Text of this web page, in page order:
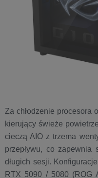
Za chłodzenie procesora
kierujący świeże
cieczą AIO z trzema
przepływu, co zapewnia
długich sesji.
RTX 5090 / 5080 (ROG